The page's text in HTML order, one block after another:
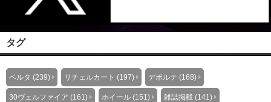
タグ
ベルタ (239) リチェルカート (197) デポルテ (168)
30ヴェルファイア (161) ホイール (151) 雑誌掲載 (141)